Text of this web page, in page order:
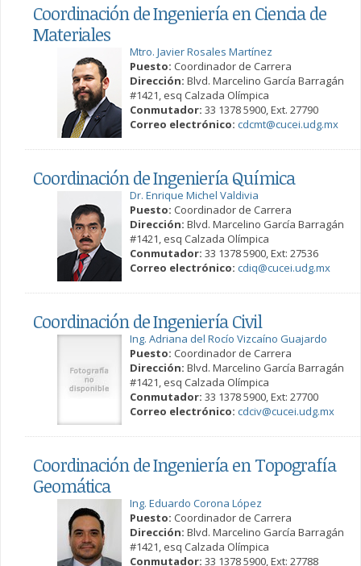
Coordinación de Ingeniería en Ciencia de
Materiales
Mtro. Javier Rosales Martínez
Puesto: Coordinador de Carrera
Dirección: Blvd. Marcelino García Barragán
#1421, esq Calzada Olímpica
Conmutador: 33 1378 5900, Ext. 27790
Correo electrónico: cdcmt@cucei.udg.mx
Coordinación de Ingeniería Química
Dr. Enrique Michel Valdivia
Puesto: Coordinador de Carrera
Dirección: Blvd. Marcelino García Barragán
#1421, esq Calzada Olímpica
Conmutador: 33 1378 5900, Ext: 27536
Correo electrónico: cdiq@cucei.udg.mx
Coordinación de Ingeniería Civil
Ing. Adriana del Rocío Vizcaíno Guajardo
Puesto: Coordinador de Carrera
Dirección: Blvd. Marcelino García Barragán
#1421, esq Calzada Olímpica
Conmutador: 33 1378 5900, Ext: 27700
Correo electrónico: cdciv@cucei.udg.mx
Coordinación de Ingeniería en Topografía
Geomática
Ing. Eduardo Corona López
Puesto: Coordinador de Carrera
Dirección: Blvd. Marcelino García Barragán
#1421, esq Calzada Olímpica
Conmutador: 33 1378 5900, Ext: 27788